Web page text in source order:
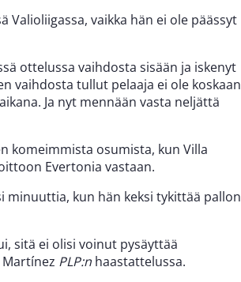
Valioliigassa, vaikka hän ei ole päässyt
ottelussa vaihdosta sisään ja iskenyt
vaihdosta tullut pelaaja ei ole koskaan
Ja nyt mennään vasta neljättä
komeimmista osumista, kun Villa
Evertonia vastaan.
kun hän keksi tykittää pallon
sitä ei olisi voinut pysäyttää
PLP:n haastattelussa.